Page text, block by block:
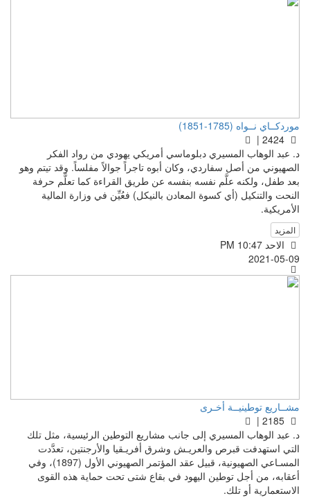
موردكــاي نــواه (1785-1851)
د. عبد الوهاب المسيري دبلوماسي أمريكي يهودي من رواد الفكر
الصهيوني من أصل سفاردي، وكان أبوه تاجراً جوالاً مفلساً. وقد تيتم وهو
بعد طفل، ولكنه علَّم نفسه بنفسه عن طريق القراءة كما تعلَّم حرفة
النحت والتنكيل (أي كسوة المعادن بالنيكل) فعُيِّن في وزارة المالية
الأمريكية.
المزيد
الاحد PM 10:47
2021-05-09
مشــاريع توطينيــة أخـرى
د. عبد الوهاب المسيري إلى جانب مشاريع التوطين الرئيسية، مثل تلك
التي استهدفت قبرص والعريـش وشرق أفريـقيا والأرجنتين، تعدَّدت
المسـاعي الصهيونية، قبيل عقد المؤتمر الصهيوني الأول (1897)، وفي
أعقابه، من أجل توطين اليهود في بقاع شتى تحت حماية هذه القوى
الاستعمارية أو تلك.